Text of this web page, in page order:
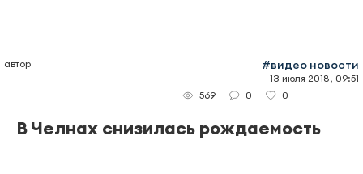
автор #видео новости
13 июля 2018, 09:51
569
0 0
В Челнах снизилась рождаемость